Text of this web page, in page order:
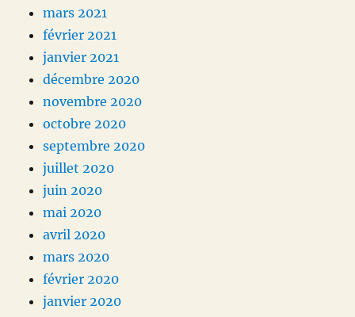
mars 2021
février 2021
janvier 2021
décembre 2020
novembre 2020
octobre 2020
septembre 2020
juillet 2020
juin 2020
mai 2020
avril 2020
mars 2020
février 2020
janvier 2020